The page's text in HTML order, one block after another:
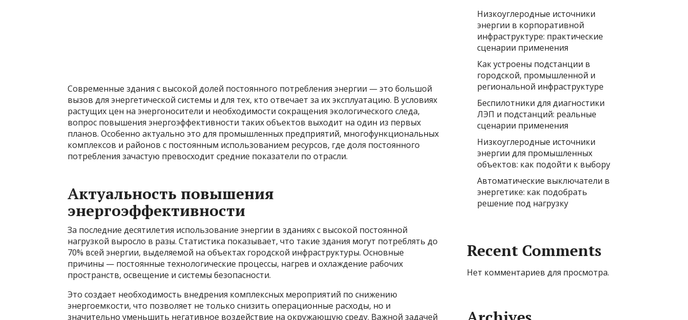
Современные здания с высокой долей постоянного потребления энергии — это большой
вызов для энергетической системы и для тех, кто отвечает за их эксплуатацию. В условиях
растущих цен на энергоносители и необходимости сокращения экологического следа,
вопрос повышения энергоэффективности таких объектов выходит на один из первых
планов. Особенно актуально это для промышленных предприятий, многофункциональных
комплексов и районов с постоянным использованием ресурсов, где доля постоянного
потребления зачастую превосходит средние показатели по отрасли.
Актуальность повышения
энергоэффективности
За последние десятилетия использование энергии в зданиях с высокой постоянной
нагрузкой выросло в разы. Статистика показывает, что такие здания могут потреблять до
70% всей энергии, выделяемой на объектах городской инфраструктуры. Основные
причины — постоянные технологические процессы, нагрев и охлаждение рабочих
пространств, освещение и системы безопасности.
Это создает необходимость внедрения комплексных мероприятий по снижению
энергоемкости, что позволяет не только снизить операционные расходы, но и
значительно уменьшить негативное воздействие на окружающую среду. Важной задачей
Низкоуглеродные источники
энергии в корпоративной
инфраструктуре: практические
сценарии применения
Как устроены подстанции в
городской, промышленной и
региональной инфраструктуре
Беспилотники для диагностики
ЛЭП и подстанций: реальные
сценарии применения
Низкоуглеродные источники
энергии для промышленных
объектов: как подойти к выбору
Автоматические выключатели в
энергетике: как подобрать
решение под нагрузку
Recent Comments
Нет комментариев для просмотра.